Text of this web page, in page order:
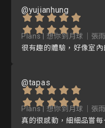
@yujianhung
Plans | 想你到月球｜張
很有趣的體驗，好像室
@tapas
Plans | 想你到月球｜張
真的很感動，細細品嘗